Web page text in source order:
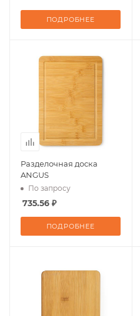
ПОДРОБНЕЕ
Разделочная доска
ANGUS
По запросу
735.56 ₽
ПОДРОБНЕЕ